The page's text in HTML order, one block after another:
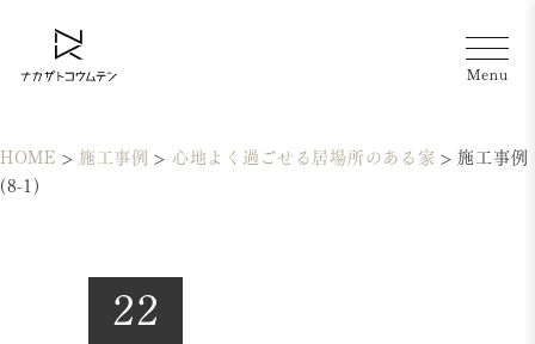
HOME > 施工事例 > 心地よく過ごせる居場所のある家 >施工事例
(8-1)
22